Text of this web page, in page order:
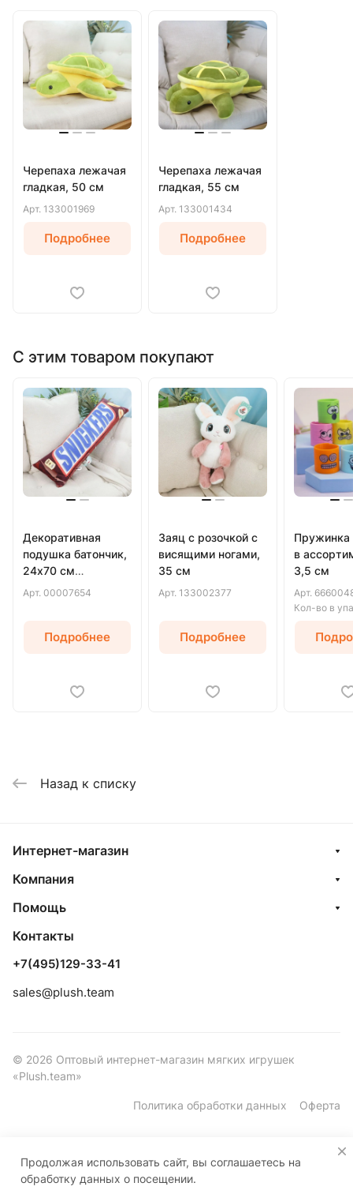
Черепаха лежачая
гладкая, 50 см
Арт. 133001969
Подробнее
Черепаха лежачая
гладкая, 55 см
Арт. 133001434
Подробнее
С этим товаром покупают
Декоративная
подушка батончик,
24х70 см
(Коричневый)
Арт. 00007654
Подробнее
Заяц с розочкой с
висящими ногами,
35 см
Арт. 133002377
Подробнее
в
3,5 см
Арт.
Кол-во в
Назад к списку
Интернет-магазин
Компания
Помощь
Контакты
+7(495)129-33-41
sales@plush.team
© 2026 Оптовый интернет-магазин мягких игрушек
«Plush.team»
Политика обработки данных Оферта
Продолжая использовать сайт, вы соглашаетесь на
обработку данных о посещении.